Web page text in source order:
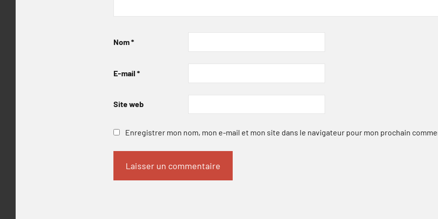
Nom*
E-mail *
Site web
Enregistrer mon nom, mon e-mail et mon site dans le navigateur pour mon prochain